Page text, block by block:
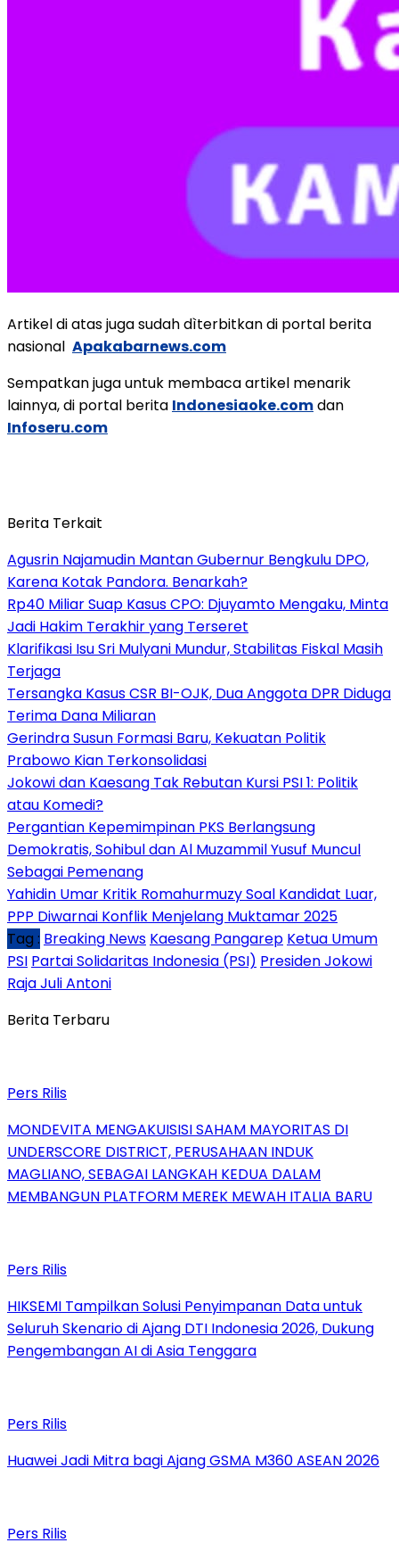
Artikel di atas juga sudah dìterbitkan di portal berita
nasional Apakabarnews.com
Sempatkan juga untuk membaca artikel menarik
lainnya, di portal berita Indonesiaoke.comdan
Infoseru.com
Berita Terkait
Agusrin Najamudin Mantan Gubernur Bengkulu DPO,
Karena Kotak Pandora. Benarkah?
Rp40 Miliar Suap Kasus CPO: Djuyamto Mengaku, Minta
Jadi Hakim Terakhir yang Terseret
Klarifikasi Isu Sri Mulyani Mundur, Stabilitas Fiskal Masih
Terjaga
Tersangka Kasus CSR BI-OJK, Dua Anggota DPR Diduga
Terima Dana Miliaran
Gerindra Susun Formasi Baru, Kekuatan Politik
Prabowo Kian Terkonsolidasi
Jokowi dan Kaesang Tak Rebutan Kursi PSI 1: Politik
atau Komedi?
Pergantian Kepemimpinan PKS Berlangsung
Demokratis, Sohibul dan Al Muzammil Yusuf Muncul
Sebagai Pemenang
Yahidin Umar Kritik Romahurmuzy Soal Kandidat Luar,
PPP Diwarnai Konflik Menjelang Muktamar 2025
Tag : Breaking News Kaesang Pangarep Ketua Umum
PSI Partai Solidaritas Indonesia (PSI) Presiden Jokowi
Raja Juli Antoni
Berita Terbaru
Pers Rilis
MONDEVITA MENGAKUISISI SAHAM MAYORITAS DI
UNDERSCORE DISTRICT, PERUSAHAAN INDUK
MAGLIANO, SEBAGAI LANGKAH KEDUA DALAM
MEMBANGUN PLATFORM MEREK MEWAH ITALIA BARU
Pers Rilis
HIKSEMI Tampilkan Solusi Penyimpanan Data untuk
Seluruh Skenario di Ajang DTI Indonesia 2026, Dukung
Pengembangan AI di Asia Tenggara
Pers Rilis
Huawei Jadi Mitra bagi Ajang GSMA M360 ASEAN 2026
Pers Rilis